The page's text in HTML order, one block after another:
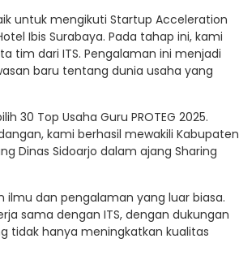
untuk mengikuti Startup Acceleration
Ibis Surabaya. Pada tahap ini, kami
tim dari ITS. Pengalaman ini menjadi
baru tentang dunia usaha yang
30 Top Usaha Guru PROTEG 2025.
kami berhasil mewakili Kabupaten
Dinas Sidoarjo dalam ajang Sharing
ilmu dan pengalaman yang luar biasa.
sama dengan ITS, dengan dukungan
tidak hanya meningkatkan kualitas